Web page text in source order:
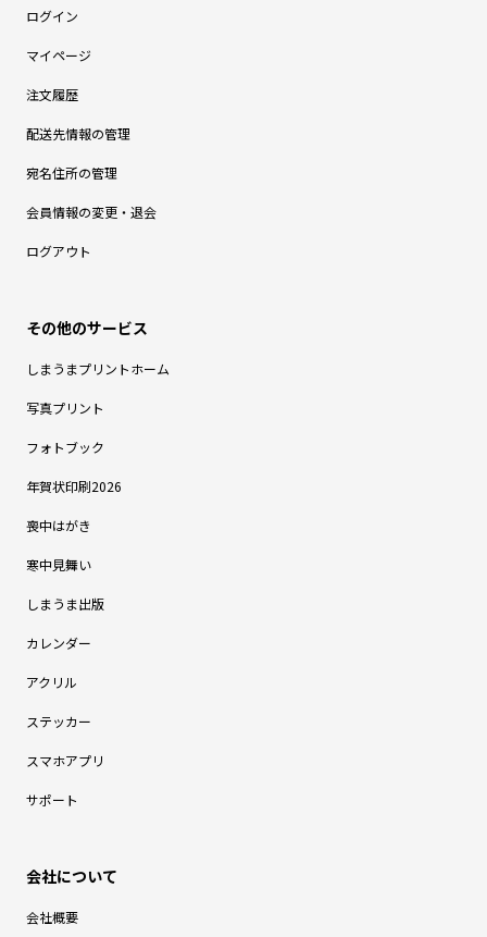
ログイン
マイページ
注文履歴
配送先情報の管理
宛名住所の管理
会員情報の変更・退会
ログアウト
しまうまプリントホーム
写真プリント
フォトブック
年賀状印刷2026
喪中はがき
寒中見舞い
しまうま出版
カレンダー
アクリル
ステッカー
スマホアプリ
サポート
会社概要